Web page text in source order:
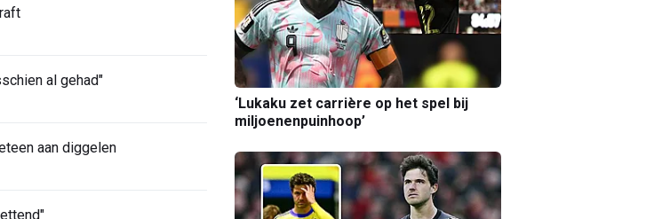
al gehad"
aan diggelen
‘Lukaku zet carrière op het spel bij
miljoenenpuinhoop’